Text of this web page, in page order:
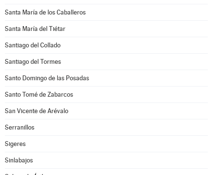
Santa María de los Caballeros
Santa María del Tiétar
Santiago del Collado
Santiago del Tormes
Santo Domingo de las Posadas
Santo Tomé de Zabarcos
San Vicente de Arévalo
Serranillos
Sigeres
Sinlabajos